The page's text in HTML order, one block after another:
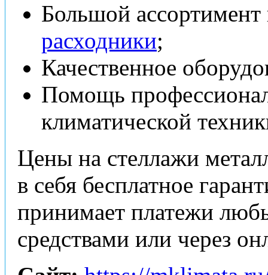
Большой ассортимент
расходники;
Качественное
Помощь
климатической
Цены на стеллажи
в себя бесплатное
принимает платежи
средствами или через